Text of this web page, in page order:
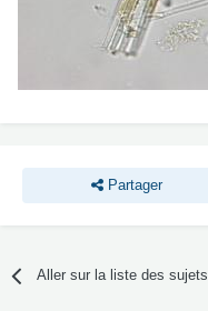
Partager
Aller sur la liste des sujets